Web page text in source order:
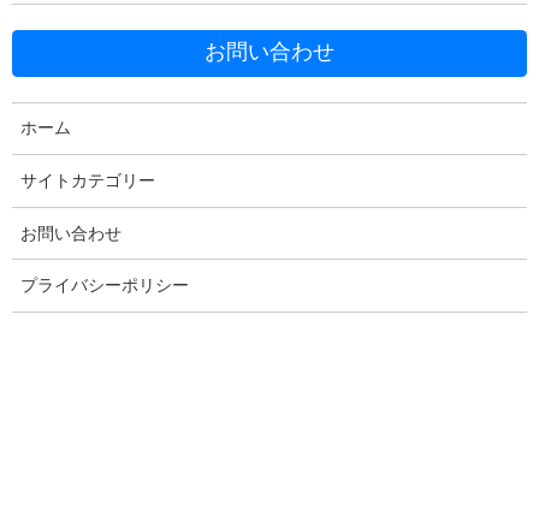
Facebook
Threads Hatena LINE
コメントを残す
お問い合わせ
ホーム
サイトカテゴリー
お問い合わせ
プライバシーポリシー